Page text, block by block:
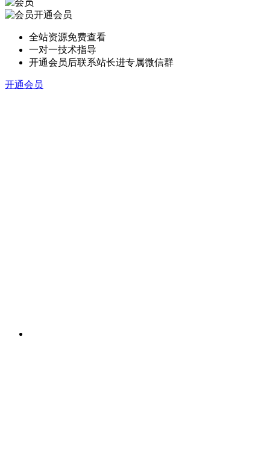
开通会员
全站资源免费查看
一对一技术指导
开通会员后联系站长进专属微信群
开通会员